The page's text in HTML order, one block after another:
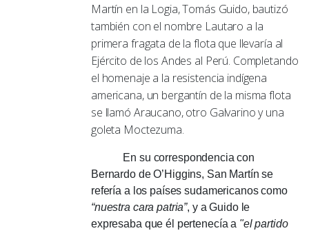
Martín en la Logia, Tomás Guido, bautizó
también con el nombre Lautaro a la
primera fragata de la flota que llevaría al
Ejército de los Andes al Perú. Completando
el homenaje a la resistencia indígena
americana, un bergantín de la misma flota
se llamó Araucano, otro Galvarino y una
goleta Moctezuma.
En su correspondencia con
Bernardo de O’Higgins, San Martín se
refería a los países sudamericanos como
“nuestra cara patria”, y a Guido le
expresaba que él pertenecía a "el partido